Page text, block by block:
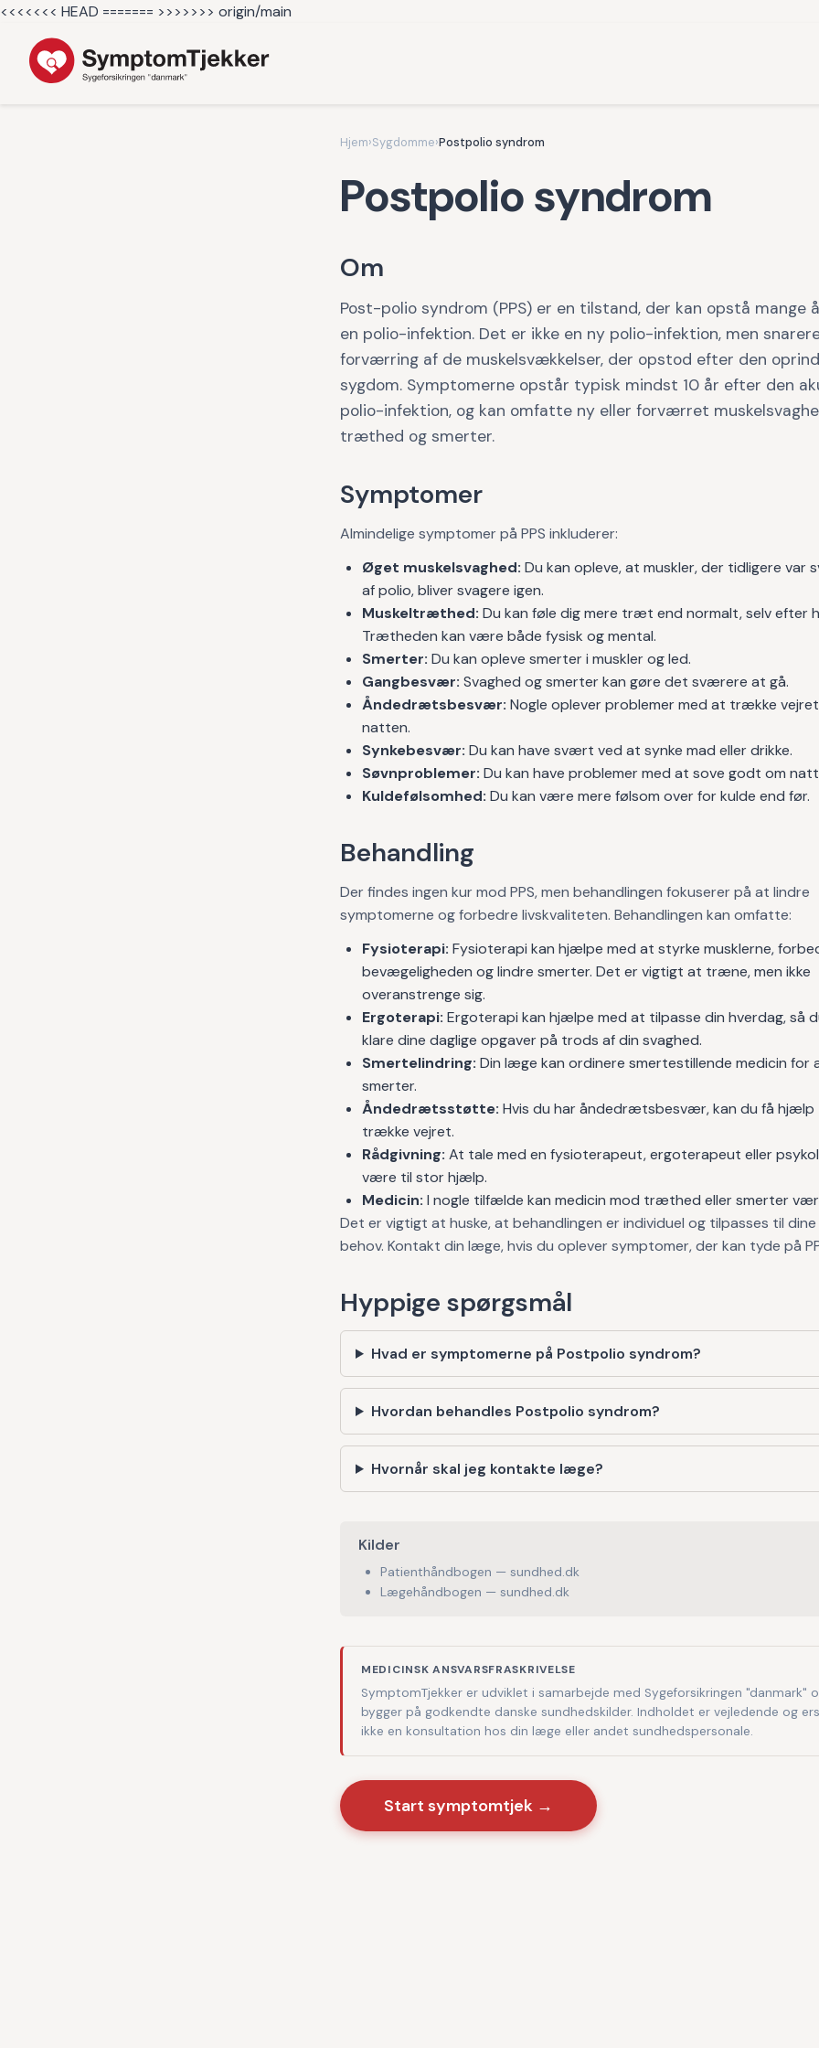
<<<<<<< HEAD ======= >>>>>>> origin/main
Hjem›Sygdomme›Postpolio syndrom
Postpolio syndrom
Om
Post-polio syndrom (PPS) er en tilstand, der kan opstå mange
en polio-infektion. Det er ikke en ny polio-infektion, men
forværring af de muskelsvækkelser, der opstod efter den
sygdom. Symptomerne opstår typisk mindst 10 år efter den
polio-infektion, og kan omfatte ny eller forværret
træthed og smerter.
Symptomer
Almindelige symptomer på PPS inkluderer:
Øget muskelsvaghed: Du kan opleve, at muskler, der tidligere var
af polio, bliver svagere igen.
Muskeltræthed: Du kan føle dig mere træt end normalt, selv efter
Trætheden kan være både fysisk og mental.
Smerter: Du kan opleve smerter i muskler og led.
Gangbesvær: Svaghed og smerter kan gøre det sværere at gå.
Åndedrætsbesvær: Nogle oplever problemer med at trække
natten.
Synkebesvær: Du kan have svært ved at synke mad eller drikke.
Søvnproblemer: Du kan have problemer med at sove godt om
Kuldefølsomhed: Du kan være mere følsom over for kulde end før.
Behandling
Der findes ingen kur mod PPS, men behandlingen fokuserer på at lindre
symptomerne og forbedre livskvaliteten. Behandlingen kan omfatte:
Fysioterapi: Fysioterapi kan hjælpe med at styrke musklerne,
bevægeligheden og lindre smerter. Det er vigtigt at træne, men ikke
overanstrenge sig.
Ergoterapi: Ergoterapi kan hjælpe med at tilpasse din hverdag, så
klare dine daglige opgaver på trods af din svaghed.
Smertelindring: Din læge kan ordinere smertestillende medicin for
smerter.
Åndedrætsstøtte: Hvis du har åndedrætsbesvær, kan du få hjælp
trække vejret.
Rådgivning: At tale med en fysioterapeut, ergoterapeut eller
være til stor hjælp.
Medicin: I nogle tilfælde kan medicin mod træthed eller smerter
Det er vigtigt at huske, at behandlingen er individuel og tilpasses til
behov. Kontakt din læge, hvis du oplever symptomer, der kan tyde på
Hyppige spørgsmål
Hvad er symptomerne på Postpolio syndrom?
Hvordan behandles Postpolio syndrom?
Hvornår skal jeg kontakte læge?
Kilder
Patienthåndbogen — sundhed.dk
Lægehåndbogen — sundhed.dk
MEDICINSK ANSVARSFRASKRIVELSE
SymptomTjekker er udviklet i samarbejde med Sygeforsikringen "danmark"
bygger på godkendte danske sundhedskilder. Indholdet er vejledende og
ikke en konsultation hos din læge eller andet sundhedspersonale.
Start symptomtjek →